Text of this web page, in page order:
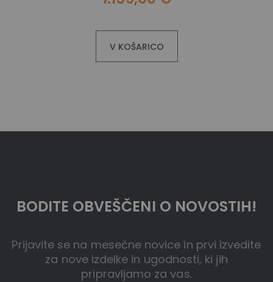
V KOŠARICO
BODITE OBVEŠČENI O NOVOSTIH!
Prijavite se na mesečne novice in prvi izvedite
za nove izdelke in ugodnosti, ki jih
pripravljamo za vas.